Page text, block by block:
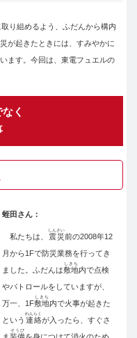
り組めるよう、ふだんから構内
が起きたときには、すみやかに
ます。今回は、東電フュエルの
く
蛭田さん：
私たちは、 震災
しんさい
前の2008年12
月から1Fで防災業務を行ってき
ました。ふだんは敷地
しきち
内で点検
やパトロールをしていますが、
万一、1F敷地
しきち
内で火事が起きた
という 連絡
れんらく
が入ったら、すぐさ
そうび